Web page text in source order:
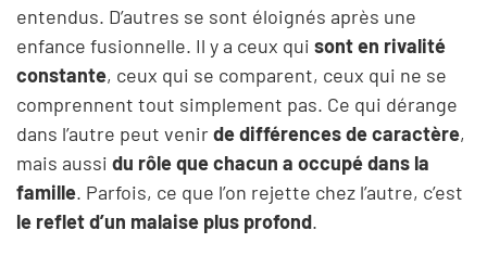
entendus. D’autres se sont éloignés après une
enfance fusionnelle. Il y a ceux qui sont en rivalité
constante, ceux qui se comparent, ceux qui ne se
comprennent tout simplement pas. Ce qui dérange
dans l’autre peut venirde différences de caractère,
mais aussi du rôle que chacun a occupé dans la
famille. Parfois, ce que l’on rejette chez l’autre, c’est
le reflet d’un malaise plus profond.